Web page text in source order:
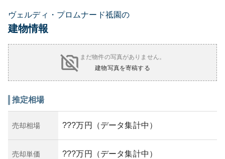
ヴェルディ・プロムナード祗園の
建物情報
まだ物件の写真がありません。
建物写真を寄稿する
推定相場
売却相場 ???万円（データ集計中）
売却単価 ???万円（データ集計中）